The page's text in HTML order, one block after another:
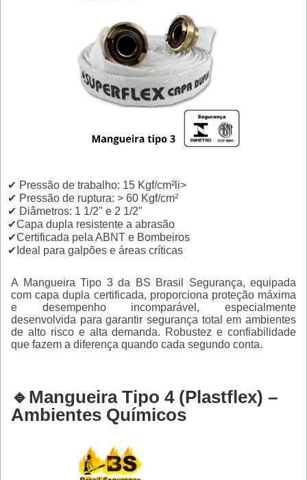
✔ Pressão de trabalho: 15 Kgf/cm²li>
✔ Pressão de ruptura: > 60 Kgf/cm²
✔ Diâmetros: 1 1/2" e 2 1/2"
✔Capa dupla resistente a abrasão
✔Certificada pela ABNT e Bombeiros
✔Ideal para galpões e áreas críticas
A Mangueira Tipo 3 da BS Brasil Segurança, equipada
com capa dupla certificada, proporciona proteção máxima
e desempenho incomparável, especialmente
desenvolvida para garantir segurança total em ambientes
de alto risco e alta demanda. Robustez e confiabilidade
que fazem a diferença quando cada segundo conta.
🔹Mangueira Tipo 4 (Plastflex) –
Ambientes Químicos